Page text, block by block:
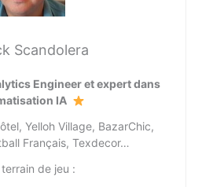
Scandolera
Engineer et expert dans
IA
Yelloh Village, BazarChic,
Français, Texdecor…
de jeu :